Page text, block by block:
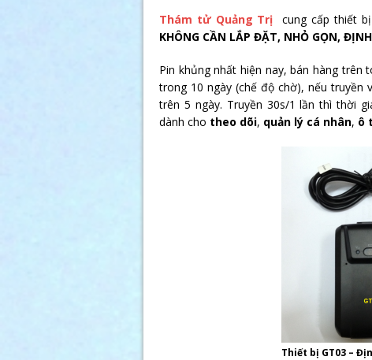
Thám tử Quảng Trị cung cấp thiết
KHÔNG CẦN LẮP ĐẶT, NHỎ GỌN,
Pin khủng nhất hiện nay, bán hàng trên
trong 10 ngày (chế độ chờ), nếu
trên 5 ngày. Truyền 30s/1 lần thì thời
dành cho theo dõi, quản lý cá nhân, ô
Thiết bị GT03 –